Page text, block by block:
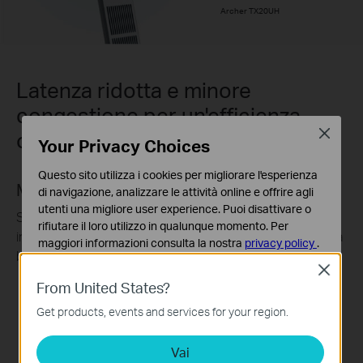
Archer TX20UH
Latenza ridotta e minore
congestione per un'efficienza
otttimale
MU-MIMO
Sperimenta streaming, gameplay e caricamenti
impeccabili mentre la tua rete elabora simultaneamente la
banda per più dispositivi.
Router MU-MIMO
standard
From United States?
Get products, events and services for your region.
Vai
Close
Your Privacy Choices
Questo sito utilizza i cookies per migliorare l'esperienza
di navigazione, analizzare le attività online e offrire agli
utenti una migliore user experience. Puoi disattivare o
rifiutare il loro utilizzo in qualunque momento. Per
maggiori informazioni consulta la nostra privacy policy .
Questi cookies sono necessari per il corretto
funzionamento del sito e non possono essere disattivati
nel tuo sistema.
Analytics e Marketing Cookies
Close